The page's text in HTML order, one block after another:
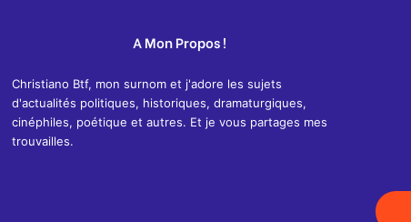
A Mon Propos !
Christiano Btf, mon surnom et j'adore les sujets
d'actualités politiques, historiques, dramaturgiques,
cinéphiles, poétique et autres. Et je vous partages mes
trouvailles.